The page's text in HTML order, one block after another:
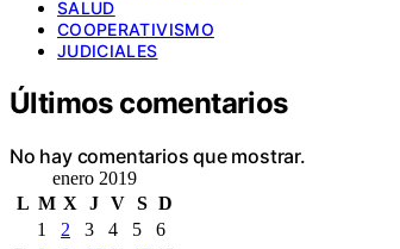
SALUD
COOPERATIVISMO
JUDICIALES
Últimos comentarios
No hay comentarios que mostrar.
enero 2019
L M X J V S D
1
2 3 4 5
6